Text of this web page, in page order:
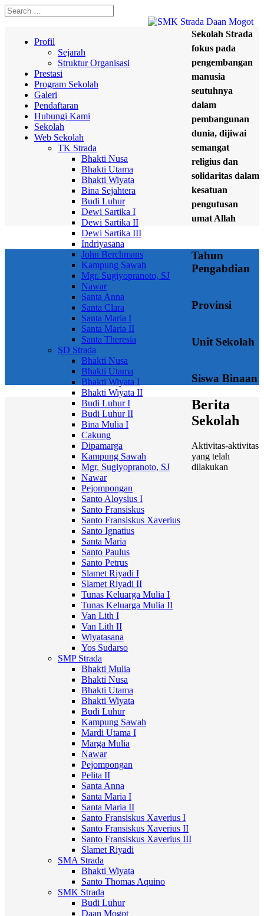
Profil
Sejarah
Struktur Organisasi
Prestasi
Program Sekolah
Galeri
Pendaftaran
Hubungi Kami
Sekolah
Web Sekolah
TK Strada
Bhakti Nusa
Bhakti Utama
Bhakti Wiyata
Bina Sejahtera
Budi Luhur
Dewi Sartika I
Dewi Sartika II
Dewi Sartika III
Indriyasana
John Berchmans
Kampung Sawah
Mgr. Sugiyopranoto, SJ
Nawar
Santa Anna
Santa Clara
Santa Maria I
Santa Maria II
Santa Theresia
SD Strada
Bhakti Nusa
Bhakti Utama
Bhakti Wiyata I
Bhakti Wiyata II
Budi Luhur I
Budi Luhur II
Bina Mulia I
Cakung
Dipamarga
Kampung Sawah
Mgr. Sugiyopranoto, SJ
Nawar
Pejompongan
Santo Aloysius I
Santo Fransiskus
Santo Fransiskus Xaverius
Santo Ignatius
Santa Maria
Santo Paulus
Santo Petrus
Slamet Riyadi I
Slamet Riyadi II
Tunas Keluarga Mulia I
Tunas Keluarga Mulia II
Van Lith I
Van Lith II
Wiyatasana
Yos Sudarso
SMP Strada
Bhakti Mulia
Bhakti Nusa
Bhakti Utama
Bhakti Wiyata
Budi Luhur
Kampung Sawah
Mardi Utama I
Marga Mulia
Nawar
Pejompongan
Pelita II
Santa Anna
Santa Maria I
Santa Maria II
Santo Fransiskus Xaverius I
Santo Fransiskus Xaverius II
Santo Fransiskus Xaverius III
Slamet Riyadi
SMA Strada
Bhakti Wiyata
Santo Thomas Aquino
SMK Strada
Budi Luhur
Daan Mogot
Sekolah Strada
fokus pada
pengembangan
manusia
seutuhnya
dalam
pembangunan
dunia, dijiwai
semangat
religius dan
solidaritas dalam
kesatuan
pengutusan
umat Allah
Tahun
Pengabdian
Provinsi
Unit Sekolah
Siswa Binaan
Berita
Sekolah
Aktivitas-aktivitas
yang telah
dilakukan